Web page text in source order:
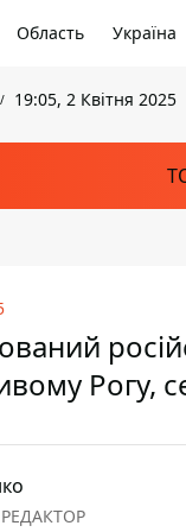
Область Україна
19:05, 2 Квітня 2025
Рогу,